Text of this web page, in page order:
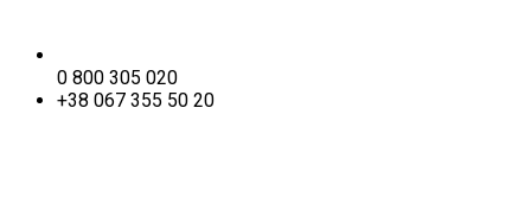
0 800 305 020
+38 067 355 50 20